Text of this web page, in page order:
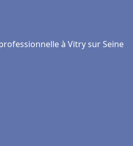
à Vitry sur Seine